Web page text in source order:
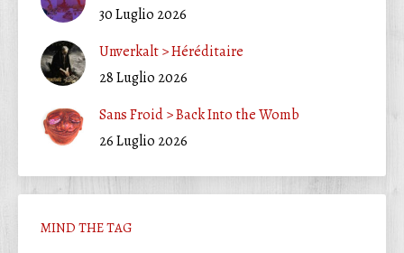
30 Luglio 2026
Unverkalt > Héréditaire
28 Luglio 2026
Sans Froid > Back Into the Womb
26 Luglio 2026
MIND THE TAG